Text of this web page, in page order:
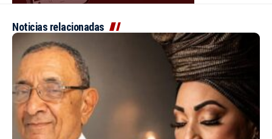
Noticias relacionadas